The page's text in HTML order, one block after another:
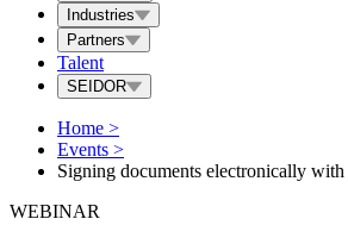
Industries
Partners
Talent
SEIDOR
Home >
Events >
Signing documents electronically
WEBINAR